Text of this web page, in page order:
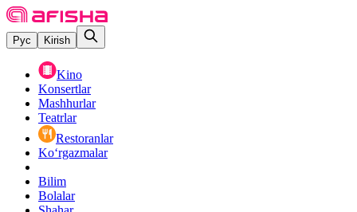
Рус Kirish
Kino
Konsertlar
Mashhurlar
Teatrlar
Restoranlar
Ko‘rgazmalar
Bilim
Bolalar